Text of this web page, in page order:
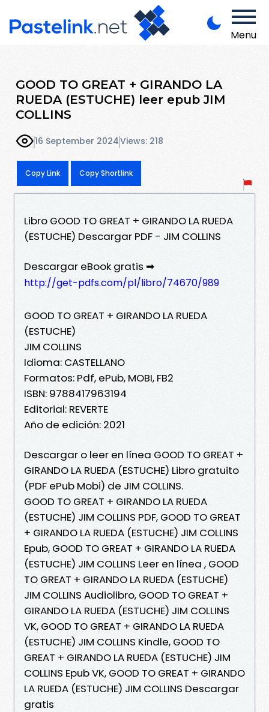
Menu
GOOD TO GREAT + GIRANDO LA
RUEDA (ESTUCHE) leer epub JIM
COLLINS
16 September 2024Views: 218
Copy Link Copy Shortlink
Libro GOOD TO GREAT + GIRANDO LA RUEDA
(ESTUCHE) Descargar PDF - JIM COLLINS
Descargar eBook gratis ➡
http://get-pdfs.com/pl/libro/74670/989
GOOD TO GREAT + GIRANDO LA RUEDA
(ESTUCHE)
JIM COLLINS
Idioma: CASTELLANO
Formatos: Pdf, ePub, MOBI, FB2
ISBN: 9788417963194
Editorial: REVERTE
Año de edición: 2021
Descargar o leer en línea GOOD TO GREAT +
GIRANDO LA RUEDA (ESTUCHE) Libro gratuito
(PDF ePub Mobi) de JIM COLLINS.
GOOD TO GREAT + GIRANDO LA RUEDA
(ESTUCHE) JIM COLLINS PDF, GOOD TO GREAT
+ GIRANDO LA RUEDA (ESTUCHE) JIM COLLINS
Epub, GOOD TO GREAT + GIRANDO LA RUEDA
(ESTUCHE) JIM COLLINS Leer en línea , GOOD
TO GREAT + GIRANDO LA RUEDA (ESTUCHE)
JIM COLLINS Audiolibro, GOOD TO GREAT +
GIRANDO LA RUEDA (ESTUCHE) JIM COLLINS
VK, GOOD TO GREAT + GIRANDO LA RUEDA
(ESTUCHE) JIM COLLINS Kindle, GOOD TO
GREAT + GIRANDO LA RUEDA (ESTUCHE) JIM
COLLINS Epub VK, GOOD TO GREAT + GIRANDO
LA RUEDA (ESTUCHE) JIM COLLINS Descargar
gratis